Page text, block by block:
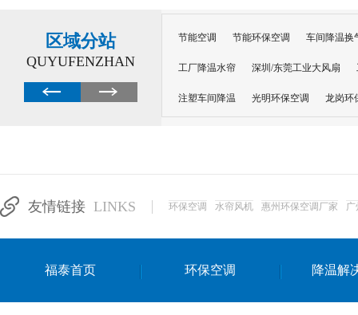
区域分站
QUYUFENZHAN
节能空调 节能环保空调 车间降温换
工厂降温水帘 深圳/东莞工业大风扇
注塑车间降温 光明环保空调 龙岗环
达州工业省电安装
友情链接 LINKS 环保空调 水帘风机 惠州环保空调厂家 广
福泰首页 环保空调 降温解